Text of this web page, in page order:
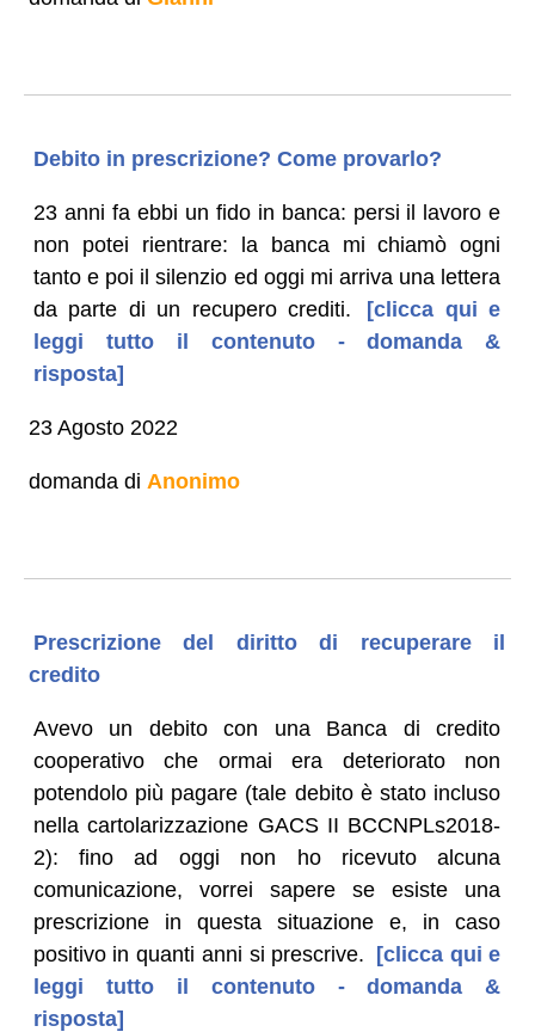
Debito in prescrizione? Come provarlo?
23 anni fa ebbi un fido in banca: persi il lavoro e
non potei rientrare: la banca mi chiamò ogni
tanto e poi il silenzio ed oggi mi arriva una lettera
da parte di un recupero crediti.
[clicca qui e
leggi tutto il contenuto - domanda &
risposta]
23 Agosto 2022
domanda di Anonimo
Prescrizione del diritto di recuperare il
credito
Avevo un debito con una Banca di credito
cooperativo che ormai era deteriorato non
potendolo più pagare (tale debito è stato incluso
nella cartolarizzazione GACS II BCCNPLs2018-
2): fino ad oggi non ho ricevuto alcuna
comunicazione, vorrei sapere se esiste una
prescrizione in questa situazione e, in caso
positivo in quanti anni si prescrive. [clicca qui e
leggi tutto il contenuto - domanda &
risposta]